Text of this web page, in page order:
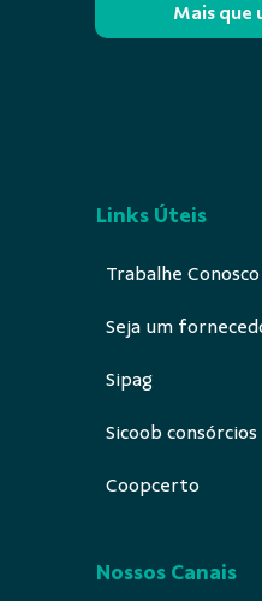
Mais que
Links Úteis
Trabalhe Conosco
Seja um
Sipag
Sicoob consórcios
Coopcerto
Nossos Canais